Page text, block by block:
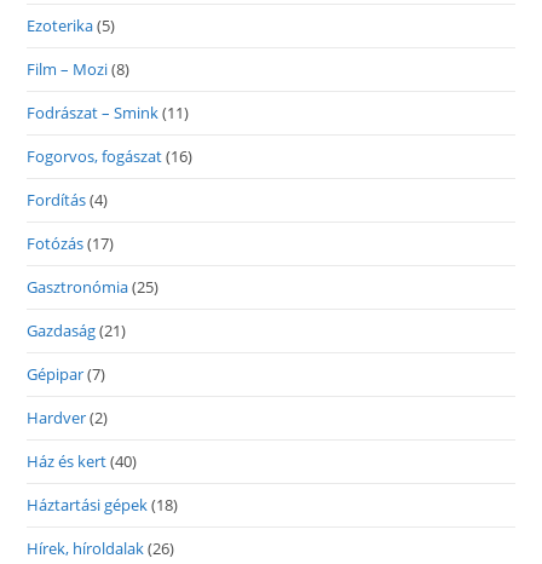
Ezoterika(5)
Film – Mozi(8)
Fodrászat – Smink(11)
Fogorvos, fogászat(16)
Fordítás(4)
Fotózás(17)
Gasztronómia(25)
Gazdaság(21)
Gépipar(7)
Hardver(2)
Ház és kert(40)
Háztartási gépek(18)
Hírek, híroldalak(26)